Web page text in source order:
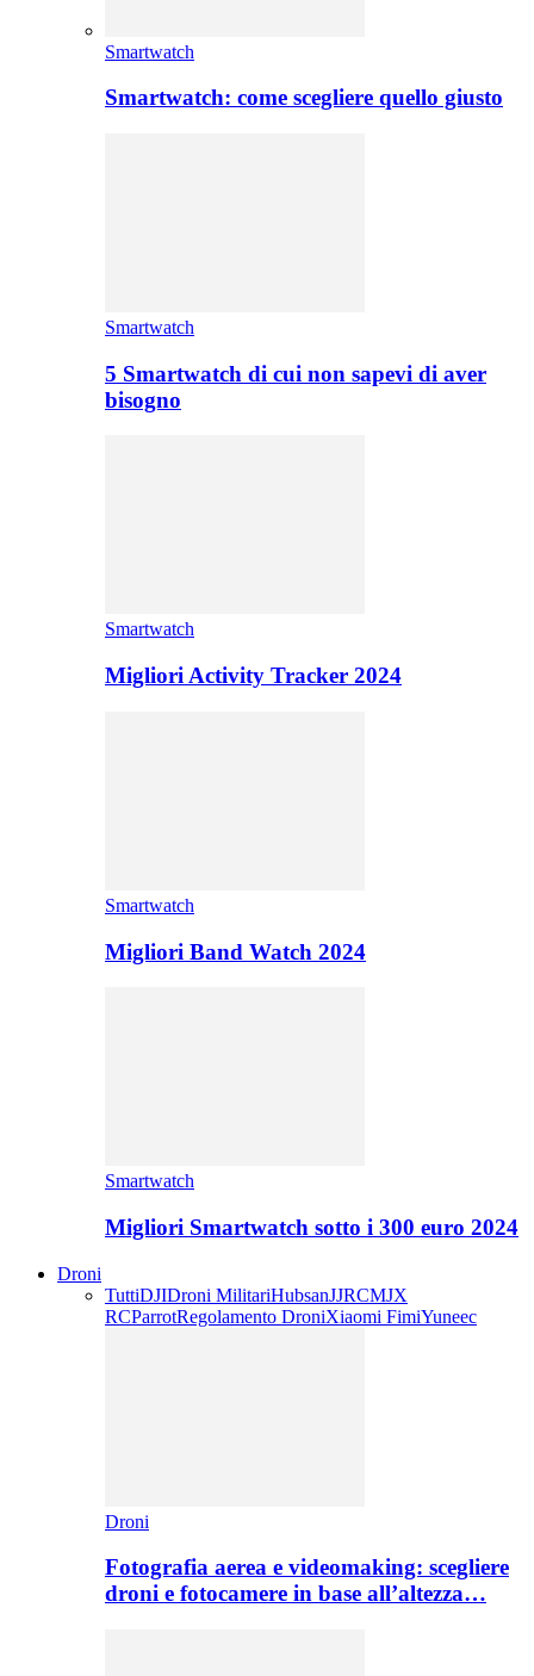
Smartwatch
Smartwatch: come scegliere quello giusto
Smartwatch
5 Smartwatch di cui non sapevi di aver
bisogno
Smartwatch
Migliori Activity Tracker 2024
Smartwatch
Migliori Band Watch 2024
Smartwatch
Migliori Smartwatch sotto i 300 euro 2024
Droni
TuttiDJIDroni MilitariHubsanJJRCMJX
RCParrotRegolamento DroniXiaomi FimiYuneec
Droni
Fotografia aerea e videomaking: scegliere
droni e fotocamere in base all’altezza…